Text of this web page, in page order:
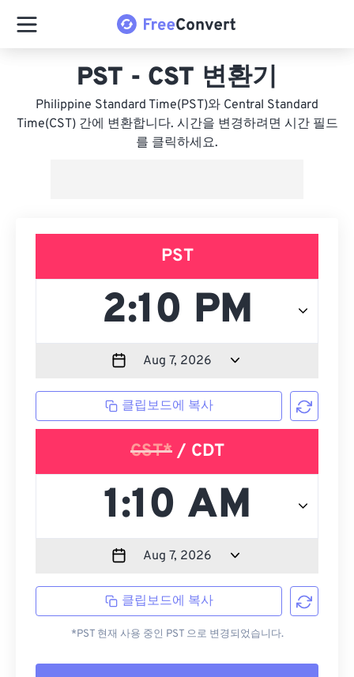
PST - CST 변환기
Philippine Standard Time(PST)와 Central Standard
Time(CST) 간에 변환합니다. 시간을 변경하려면 시간 필드
를 클릭하세요.
PST
클립보드에 복사
CST*/ CDT
클립보드에 복사
*PST 현재 사용 중인 PST 으로 변경되었습니다.